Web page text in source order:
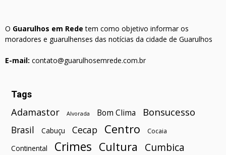
O Guarulhos em Rede tem como objetivo informar os
moradores e guarulhenses das notícias da cidade de Guarulhos
E-mail: contato@guarulhosemrede.com.br
Tags
Adamastor Alvorada Bom Clima Bonsucesso
Brasil Cabuçu Cecap Centro Cocaia
Continental Crimes Cultura Cumbica